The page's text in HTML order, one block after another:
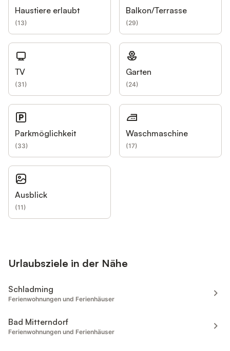
Haustiere erlaubt
(13)
Balkon/Terrasse
(29)
TV
(31)
Garten
(24)
Parkmöglichkeit
(33)
Waschmaschine
(17)
Ausblick
(11)
Urlaubsziele in der Nähe
Schladming
Ferienwohnungen und Ferienhäuser
Bad Mitterndorf
Ferienwohnungen und Ferienhäuser